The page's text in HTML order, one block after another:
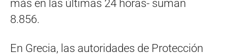
más en las últimas 24 horas- suman
8.856.
En Grecia, las autoridades de Protección